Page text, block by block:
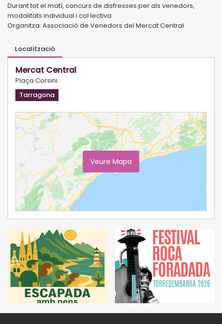
Durant tot el matí, concurs de disfresses per als venedors,
modalitats individual i col·lectiva
Organitza: Associació de Venedors del Mercat Central
Localització
Mercat Central
Plaça Corsini
Tarragona
Veure Mapa